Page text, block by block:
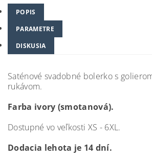
POPIS
PARAMETRE
DISKUSIA
Saténové svadobné bolerko s
rukávom.
Farba ivory (smotanová).
Dostupné vo veľkosti XS - 6XL.
Dodacia lehota je 14 dní.